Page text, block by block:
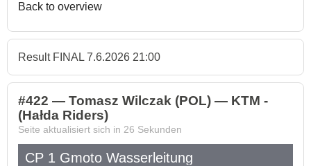
Back to overview
Result FINAL 7.6.2026 21:00
#422 — Tomasz Wilczak (POL) — KTM -
(Hałda Riders)
Seite aktualisiert sich in 26 Sekunden
CP 1 Gmoto Wasserleitung